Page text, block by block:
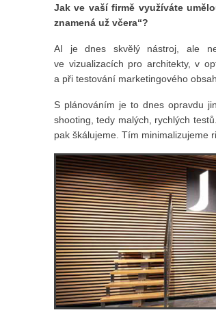
Jak ve vaší firmě využíváte
znamená už včera“?
AI je dnes skvělý nástroj, ale
ve vizualizacích pro architekty, v
a při testování marketingového
S plánováním je to dnes opravdu
shooting, tedy malých, rychlých
pak škálujeme. Tím minimalizujeme